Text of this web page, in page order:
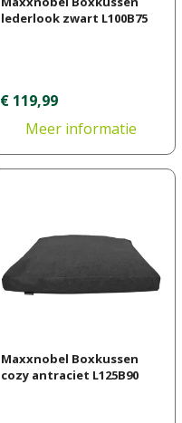
lederlook zwart L100B75
€ 119,99
Meer informatie
Maxxnobel Boxkussen
cozy antraciet L125B90